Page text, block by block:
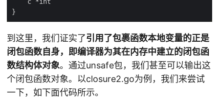
到这里，我们证实了引用了包裹函数本地变量的正是
闭包函数自身，即编译器为其在内存中建立的闭包函
数结构体对象。通过unsafe包，我们甚至可以输出这
个闭包函数对象。以closure2.go为例，我们来尝试
一下，如下面代码所示。